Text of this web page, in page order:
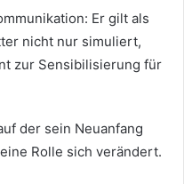
Er gilt als
nicht nur simuliert,
zur Sensibilisierung für
der sein Neuanfang
Rolle sich verändert.